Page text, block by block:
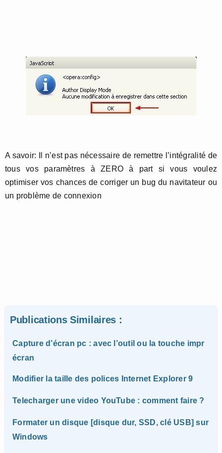
A savoir: Il n’est pas nécessaire de remettre l’intégralité de
tous vos paramètres à ZERO à part si vous voulez
optimiser vos chances de corriger un bug du navitateur ou
un problème de connexion
Publications Similaires :
Capture d’écran pc : avec l’outil ou la touche impr
écran
Modifier la taille des polices Internet Explorer 9
Telecharger une video YouTube : comment faire ?
Formater un disque [disque dur, SSD, clé USB] sur
Windows